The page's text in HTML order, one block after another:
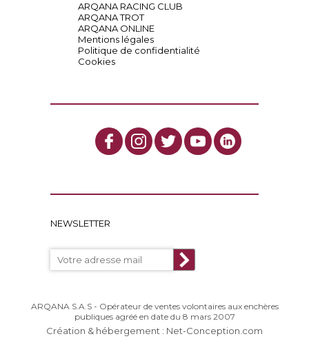
ARQANA RACING CLUB
ARQANA TROT
ARQANA ONLINE
Mentions légales
Politique de confidentialité
Cookies
NEWSLETTER
ARQANA S.A.S - Opérateur de ventes volontaires aux enchères
publiques agréé en date du 8 mars 2007
Création & hébergement : Net-Conception.com